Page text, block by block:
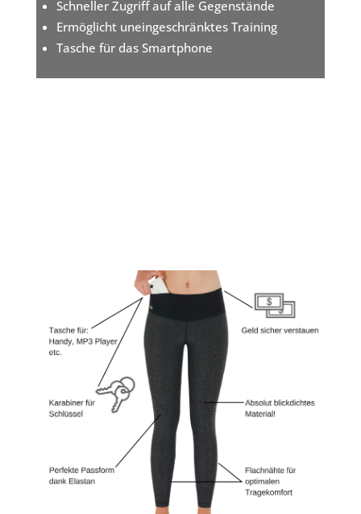
Schneller Zugriff auf alle Gegenstände
Ermöglicht uneingeschränktes Training
Tasche für das Smartphone